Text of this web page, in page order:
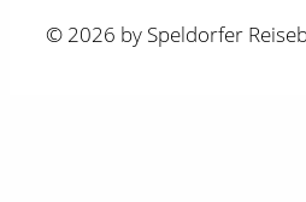
© 2026 by Speldorfer